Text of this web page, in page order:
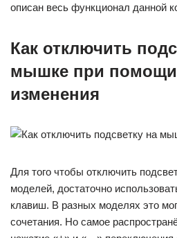
описан весь функционал данной
Как отключить
мышке при
изменения
Для того чтобы отключить
моделей, достаточно
клавиш. В разных моделях это
сочетания. Но самое